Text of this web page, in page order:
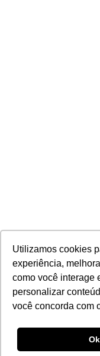
Utilizamos cookies
experiência,
como você interage
personalizar
você concorda com